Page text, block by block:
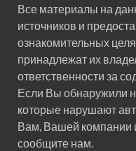
Все материалы на
источников и
ознакомительных
принадлежат их
ответственности за
Если Вы обнаружили
которые нарушают
Вам, Вашей компании
сообщите нам.